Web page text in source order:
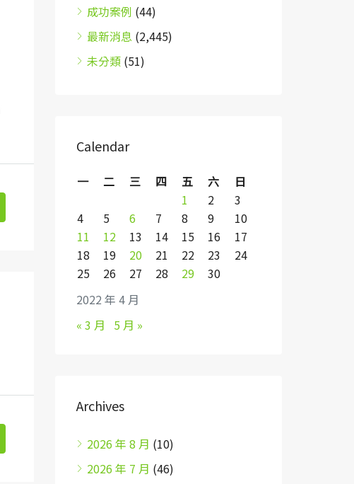
成功案例 (44)
最新消息 (2,445)
未分類 (51)
Calendar
2022 年 4 月
一 二 三 四 五 六
日
1
2
3
4
5 6 7 8 9
10
11
12 13 14 15 16
17
18
19 20 21 22 23
24
25
26 27 28 29 30
« 3 月 5 月 »
Archives
2026 年 8 月 (10)
2026 年 7 月 (46)